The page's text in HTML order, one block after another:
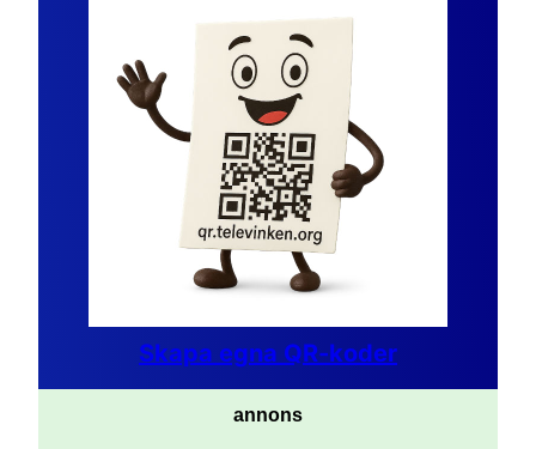
Skapa egna QR-koder
annons